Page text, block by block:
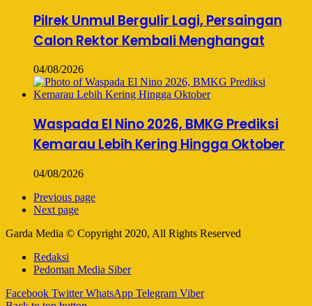
Pilrek Unmul Bergulir Lagi, Persaingan
Calon Rektor Kembali Menghangat
04/08/2026
Waspada El Nino 2026, BMKG Prediksi
Kemarau Lebih Kering Hingga Oktober
04/08/2026
Previous page
Next page
Garda Media © Copyright 2020, All Rights Reserved
Redaksi
Pedoman Media Siber
Facebook Twitter WhatsApp Telegram Viber